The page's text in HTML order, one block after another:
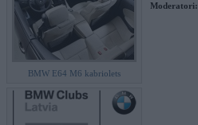
BMW E64 M6 kabriolets
Moderatori: